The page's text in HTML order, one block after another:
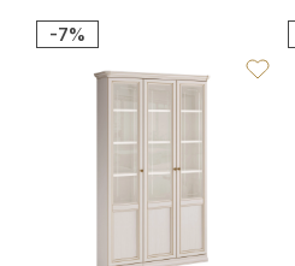
-7%